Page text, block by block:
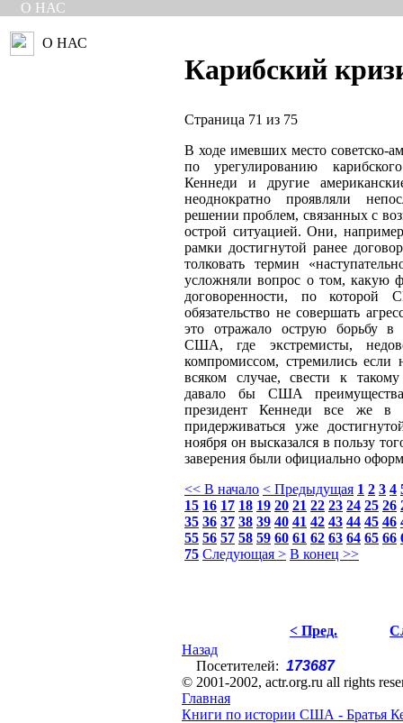
О НАС
О НАС
Карибский
Страница 71 из 75
В ходе имевших место советско-
по урегулированию
Кеннеди и другие
неоднократно проявляли
решении проблем, связанных с
острой ситуацией. Они,
рамки достигнутой ранее
толковать термин
усложняли вопрос о том, какую
договоренности, по
обязательство не совершать
это отражало острую борьбу в
США, где экстремисты,
компромиссом, стремились если
всяком случае, свести к
давало бы США
президент Кеннеди все же в
придерживаться уже
ноября он высказался в пользу
заверения были официально
<< В начало < Предыдущая 1 2 3 4
15 16 17 18 19 20 21 22 23 24 25 26
35 36 37 38 39 40 41 42 43 44 45 46
55 56 57 58 59 60 61 62 63 64 65 66
75 Следующая > В конец >>
< Пред.
Назад
Посетителей: 173687
© 2001-2002, actr.org.ru all rights
Главная
Книги по истории США - Братья